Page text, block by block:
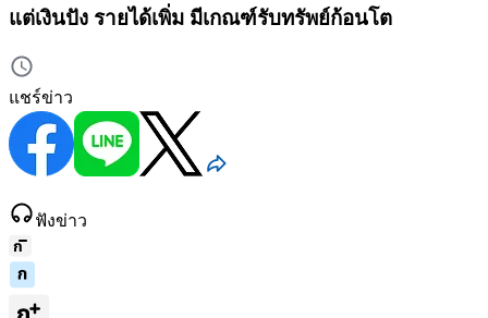
แต่เงินปัง รายได้เพิ่ม มีเกณฑ์รับทรัพย์ก้อนโต
แชร์ข่าว
ฟังข่าว